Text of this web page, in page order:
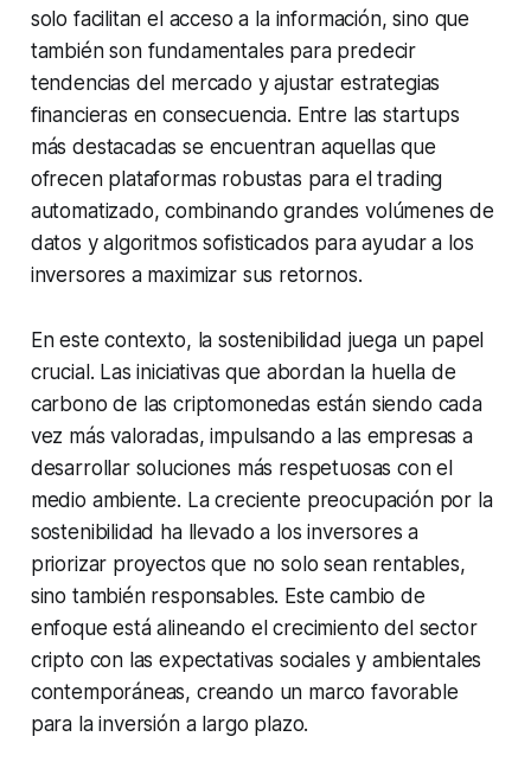
solo facilitan el acceso a la información, sino que
también son fundamentales para predecir
tendencias del mercado y ajustar estrategias
financieras en consecuencia. Entre las startups
más destacadas se encuentran aquellas que
ofrecen plataformas robustas para el trading
automatizado, combinando grandes volúmenes de
datos y algoritmos sofisticados para ayudar a los
inversores a maximizar sus retornos.
En este contexto, la sostenibilidad juega un papel
crucial. Las iniciativas que abordan la huella de
carbono de las criptomonedas están siendo cada
vez más valoradas, impulsando a las empresas a
desarrollar soluciones más respetuosas con el
medio ambiente. La creciente preocupación por la
sostenibilidad ha llevado a los inversores a
priorizar proyectos que no solo sean rentables,
sino también responsables. Este cambio de
enfoque está alineando el crecimiento del sector
cripto con las expectativas sociales y ambientales
contemporáneas, creando un marco favorable
para la inversión a largo plazo.